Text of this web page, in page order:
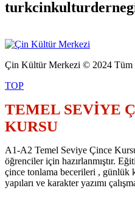
Çin Kültür Merkezi © 2024 Tüm
TOP
TEMEL SEVİYE
KURSU
A1-A2 Temel Seviye Çince
öğrenciler için hazırlanmıştır.
çince tonlama becerileri , günlük
yapıları ve karakter yazımı